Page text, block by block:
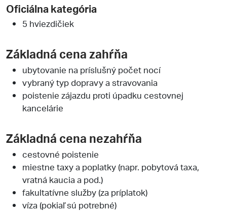
Oficiálna kategória
5 hviezdičiek
Základná cena zahŕňa
ubytovanie na príslušný počet nocí
vybraný typ dopravy a stravovania
poistenie zájazdu proti úpadku cestovnej
kancelárie
Základná cena nezahŕňa
cestovné poistenie
miestne taxy a poplatky (napr. pobytová taxa,
vratná kaucia a pod.)
fakultatívne služby (za príplatok)
víza (pokiaľ sú potrebné)